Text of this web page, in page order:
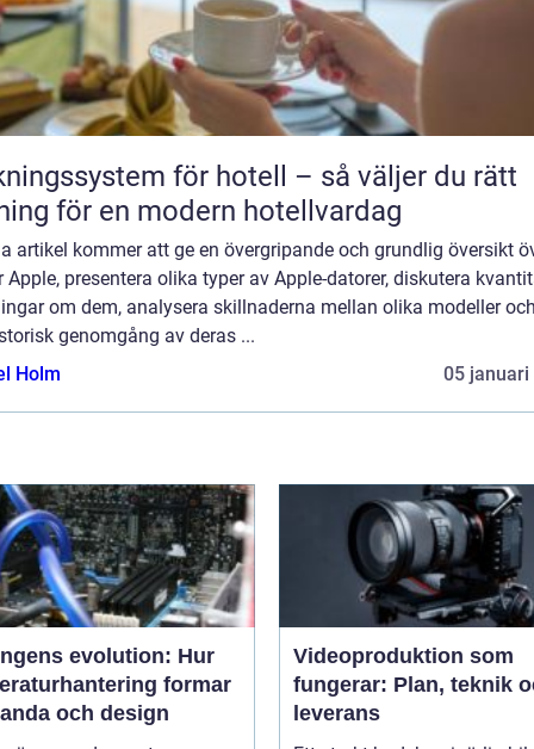
för hotell – så väljer du rätt
för en modern hotellvardag
artikel kommer att ge en övergripande och grundlig översikt
Apple, presentera olika typer av Apple-datorer, diskutera
om dem, analysera skillnaderna mellan olika modeller
genomgång av deras ...
Holm
05 januari
evolution: Hur
formar
och design
Videoproduktion som
fungerar: Plan, teknik
leverans